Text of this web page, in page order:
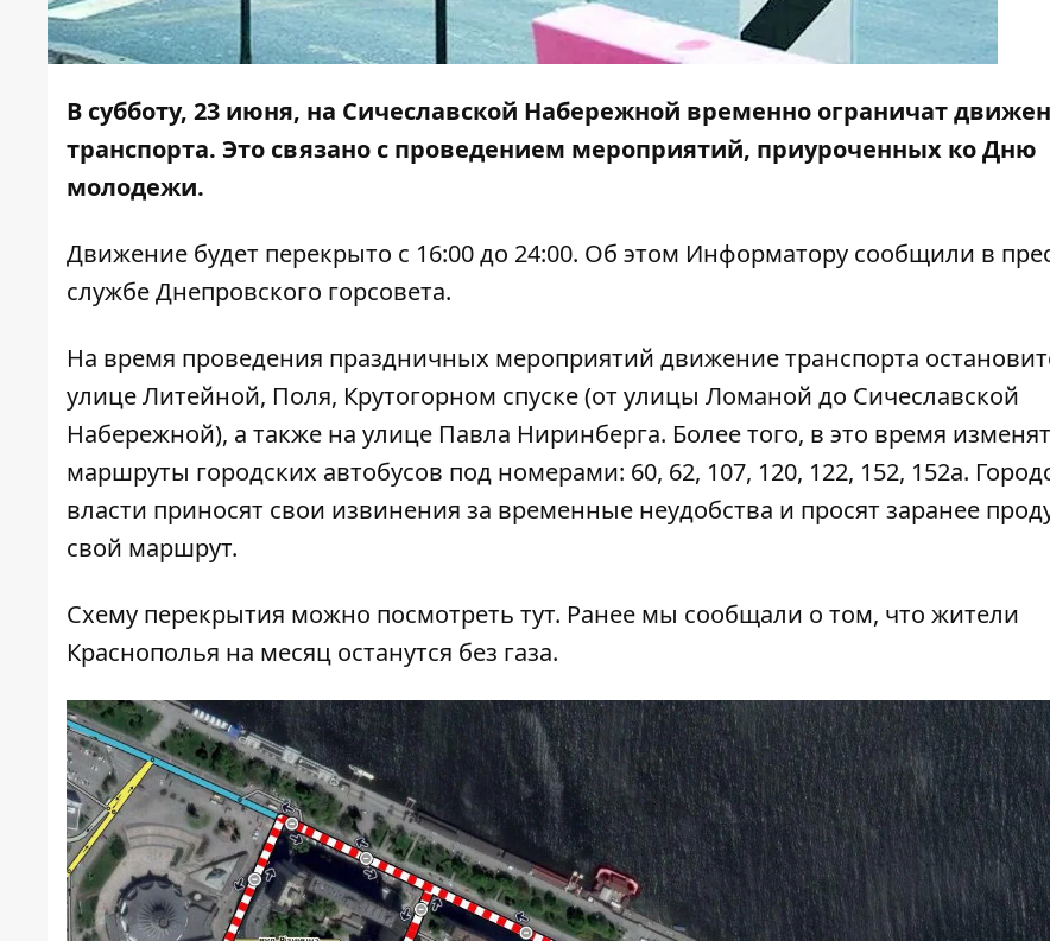
В субботу, 23 июня, на Сичеславской Набережной временно ограничат
транспорта. Это связано с проведением мероприятий, приуроченных ко Дню
молодежи.
Движение будет перекрыто с 16:00 до 24:00. Об этом Информатору сообщили в
службе Днепровского горсовета.
На время проведения праздничных мероприятий движение транспорта
улице Литейной, Поля, Крутогорном спуске (от улицы Ломаной до Сичеславской
Набережной), а также на улице Павла Ниринберга. Более того, в это время
маршруты городских автобусов под номерами: 60, 62, 107, 120, 122, 152, 152а.
власти приносят свои извинения за временные неудобства и просят заранее
свой маршрут.
Схему перекрытия можно посмотреть тут. Ранее мы сообщали о том, что жители
Краснополья на месяц останутся без газа.